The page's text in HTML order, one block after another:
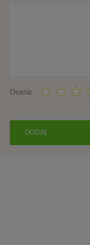
Ocena:
DODAJ